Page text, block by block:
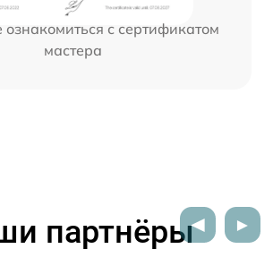
с сертификатом
мастера
партнёры